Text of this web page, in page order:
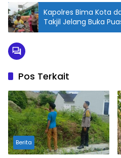
Kapolres Bima Kota
Takjil Jelang Buka
Pos Terkait
Berita